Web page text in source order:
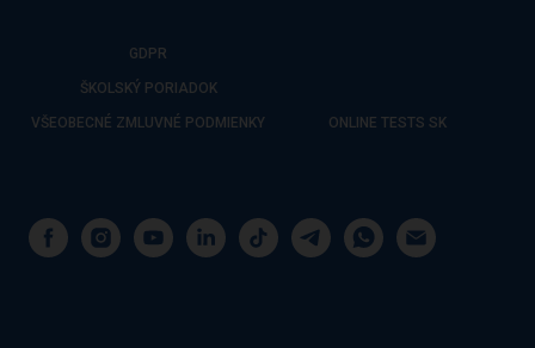
GDPR
ŠKOLSKÝ PORIADOK
VŠEOBECNÉ ZMLUVNÉ PODMIENKY ONLINE TESTS SK